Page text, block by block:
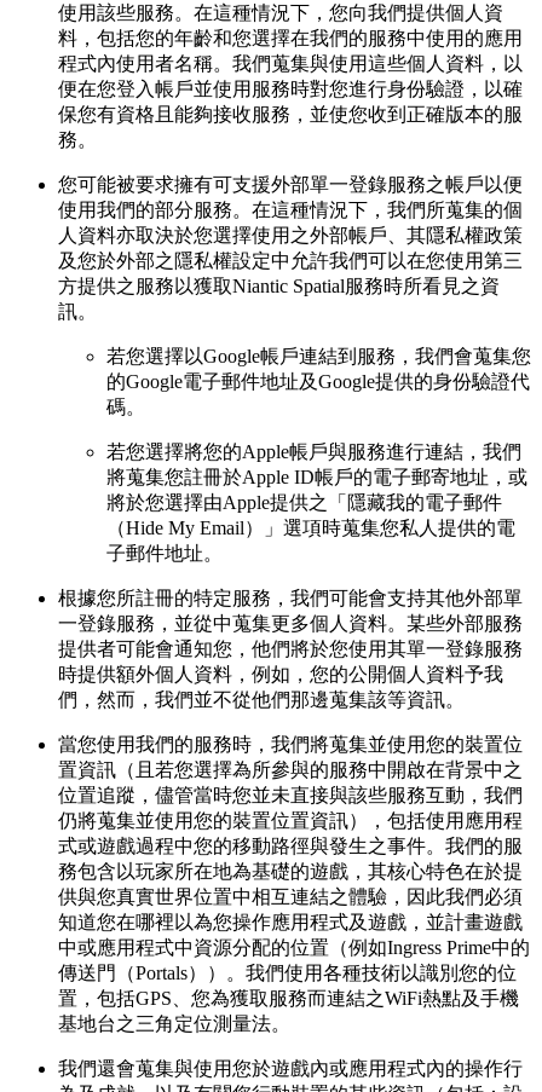
使用該些服務。在這種情況下，您向我們提供個人資
料，包括您的年齡和您選擇在我們的服務中使用的應用
程式內使用者名稱。我們蒐集與使用這些個人資料，以
便在您登入帳戶並使用服務時對您進行身份驗證，以確
保您有資格且能夠接收服務，並使您收到正確版本的服
務。
您可能被要求擁有可支援外部單一登錄服務之帳戶以便
使用我們的部分服務。在這種情況下，我們所蒐集的個
人資料亦取決於您選擇使用之外部帳戶、其隱私權政策
及您於外部之隱私權設定中允許我們可以在您使用第三
方提供之服務以獲取Niantic Spatial服務時所看見之資
訊。
若您選擇以Google帳戶連結到服務，我們會蒐集您
的Google電子郵件地址及Google提供的身份驗證代
碼。
若您選擇將您的Apple帳戶與服務進行連結，我們
將蒐集您註冊於Apple ID帳戶的電子郵寄地址，或
將於您選擇由Apple提供之「隱藏我的電子郵件
（Hide My Email）」選項時蒐集您私人提供的電
子郵件地址。
根據您所註冊的特定服務，我們可能會支持其他外部單
一登錄服務，並從中蒐集更多個人資料。某些外部服務
提供者可能會通知您，他們將於您使用其單一登錄服務
時提供額外個人資料，例如，您的公開個人資料予我
們，然而，我們並不從他們那邊蒐集該等資訊。
當您使用我們的服務時，我們將蒐集並使用您的裝置位
置資訊（且若您選擇為所參與的服務中開啟在背景中之
位置追蹤，儘管當時您並未直接與該些服務互動，我們
仍將蒐集並使用您的裝置位置資訊），包括使用應用程
式或遊戲過程中您的移動路徑與發生之事件。我們的服
務包含以玩家所在地為基礎的遊戲，其核心特色在於提
供與您真實世界位置中相互連結之體驗，因此我們必須
知道您在哪裡以為您操作應用程式及遊戲，並計畫遊戲
中或應用程式中資源分配的位置（例如Ingress Prime中的
傳送門（Portals））。我們使用各種技術以識別您的位
置，包括GPS、您為獲取服務而連結之WiFi熱點及手機
基地台之三角定位測量法。
我們還會蒐集與使用您於遊戲內或應用程式內的操作行